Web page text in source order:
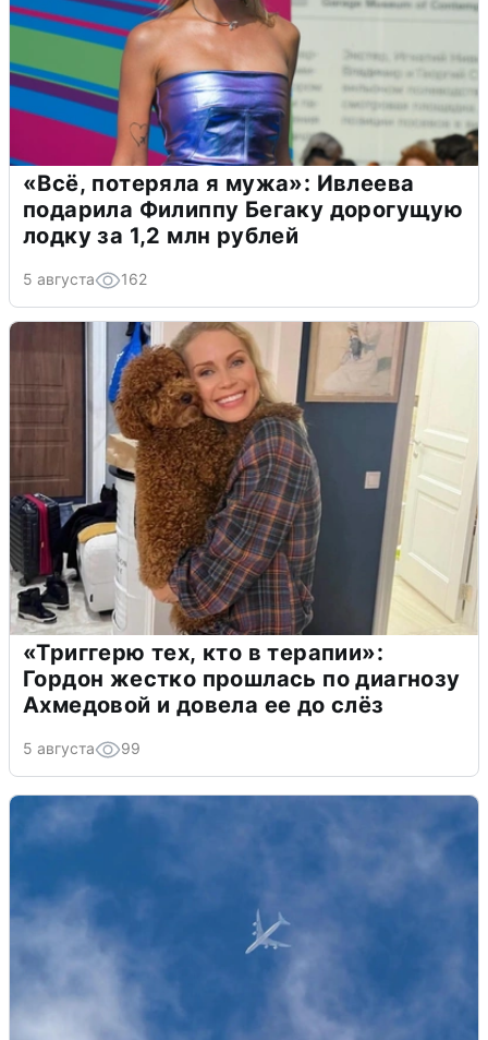
«Всё, потеряла я мужа»: Ивлеева
подарила Филиппу Бегаку дорогущую
лодку за 1,2 млн рублей
5 августа 162
«Триггерю тех, кто в терапии»:
Гордон жестко прошлась по диагнозу
Ахмедовой и довела ее до слёз
5 августа 99